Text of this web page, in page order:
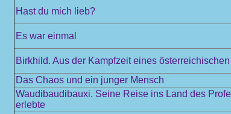
Hast du mich lieb?
Es war einmal
Birkhild. Aus der Kampfzeit eines
Das Chaos und ein junger Mensch
Waudibaudibauxi. Seine Reise ins Land des
erlebte